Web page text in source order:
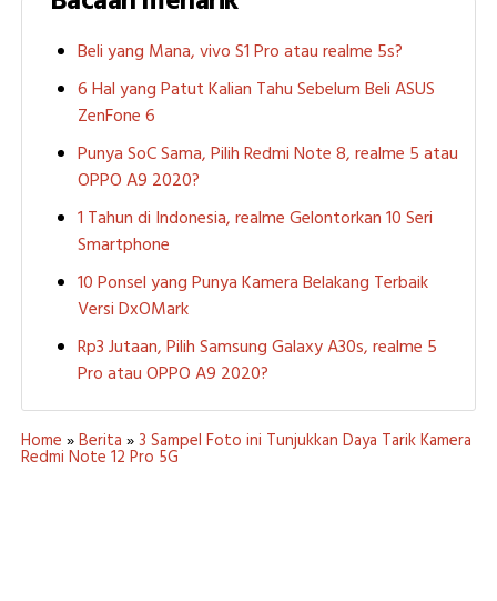
Beli yang Mana, vivo S1 Pro atau realme 5s?
6 Hal yang Patut Kalian Tahu Sebelum Beli ASUS
ZenFone 6
Punya SoC Sama, Pilih Redmi Note 8, realme 5 atau
OPPO A9 2020?
1 Tahun di Indonesia, realme Gelontorkan 10 Seri
Smartphone
10 Ponsel yang Punya Kamera Belakang Terbaik
Versi DxOMark
Rp3 Jutaan, Pilih Samsung Galaxy A30s, realme 5
Pro atau OPPO A9 2020?
Home »Berita »3 Sampel Foto ini Tunjukkan Daya Tarik Kamera
Redmi Note 12 Pro 5G